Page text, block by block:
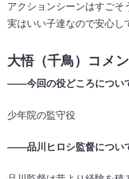
アクションシーンはすごそ
実はいい子達なので安心し
大悟（千鳥）コメ
――今回の役どころについ
少年院の監守役
――品川ヒロシ監督につい